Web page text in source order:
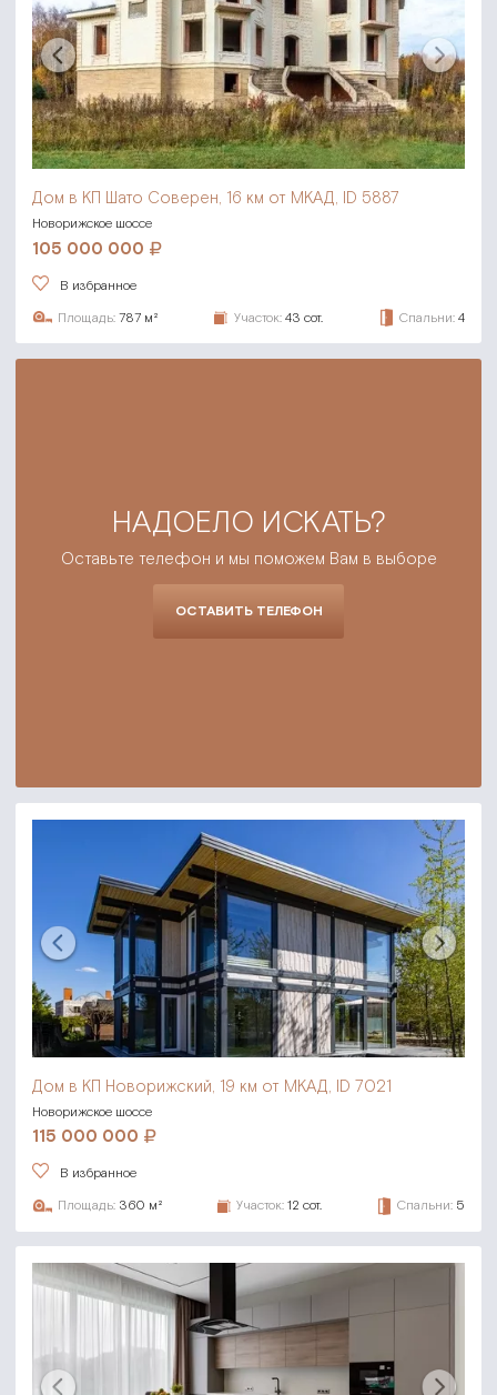
Дом в КП Шато Соверен, 16 км от МКАД, ID 5887
Новорижское шоссе
105 000 000
В избранное
Площадь: 787 м² Участок: 43 сот. Спальни: 4
НАДОЕЛО ИСКАТЬ?
Оставьте телефон и мы поможем Вам в выборе
ОСТАВИТЬ ТЕЛЕФОН
Дом в КП Новорижский, 19 км от МКАД, ID 7021
Новорижское шоссе
115 000 000
В избранное
Площадь: 360 м² Участок: 12 сот. Спальни: 5